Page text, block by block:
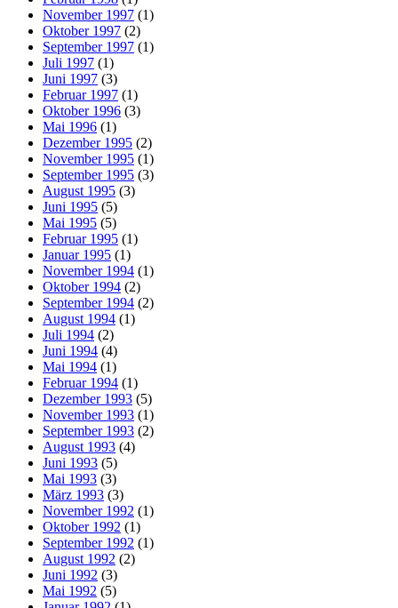
November 1997 (1)
Oktober 1997 (2)
September 1997 (1)
Juli 1997 (1)
Juni 1997 (3)
Februar 1997 (1)
Oktober 1996 (3)
Mai 1996 (1)
Dezember 1995 (2)
November 1995 (1)
September 1995 (3)
August 1995 (3)
Juni 1995 (5)
Mai 1995 (5)
Februar 1995 (1)
Januar 1995 (1)
November 1994 (1)
Oktober 1994 (2)
September 1994 (2)
August 1994 (1)
Juli 1994 (2)
Juni 1994 (4)
Mai 1994 (1)
Februar 1994 (1)
Dezember 1993 (5)
November 1993 (1)
September 1993 (2)
August 1993 (4)
Juni 1993 (5)
Mai 1993 (3)
März 1993 (3)
November 1992 (1)
Oktober 1992 (1)
September 1992 (1)
August 1992 (2)
Juni 1992 (3)
Mai 1992 (5)